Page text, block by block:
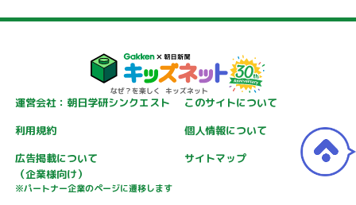
運営会社：朝日学研シンクエスト
このサイトについて
利用規約
個人情報について
広告掲載について
（企業様向け）
※パートナー企業のページに遷移します
サイトマップ